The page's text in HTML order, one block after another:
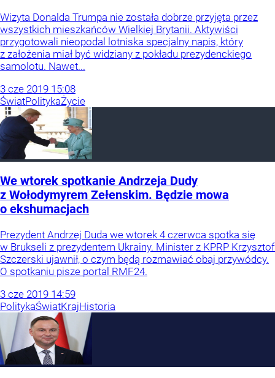
Wizyta Donalda Trumpa nie została dobrze przyjęta przez
wszystkich mieszkańców Wielkiej Brytanii. Aktywiści
przygotowali nieopodal lotniska specjalny napis, który
z założenia miał być widziany z pokładu prezydenckiego
samolotu. Nawet...
3 cze 2019 15:08
ŚwiatPolitykaŻycie
We wtorek spotkanie Andrzeja Dudy
z Wołodymyrem Zełenskim. Będzie mowa
o ekshumacjach
Prezydent Andrzej Duda we wtorek 4 czerwca spotka się
w Brukseli z prezydentem Ukrainy. Minister z KPRP Krzysztof
Szczerski ujawnił, o czym będą rozmawiać obaj przywódcy.
O spotkaniu pisze portal RMF24.
3 cze 2019 14:59
PolitykaŚwiatKrajHistoria